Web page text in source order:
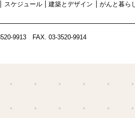
スケジュール 建築とデザイン がんと暮ら
9913FAX. 03-3520-9914